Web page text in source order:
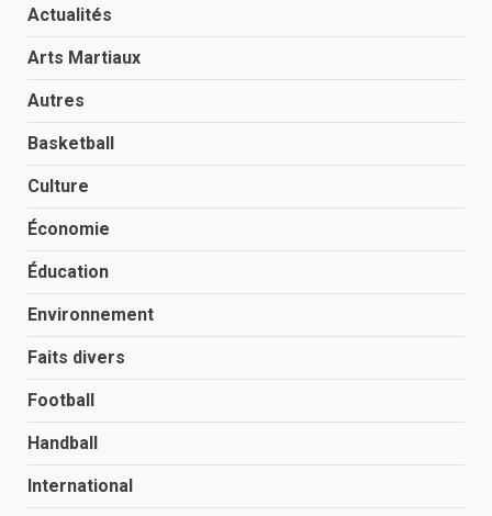
Actualités
Arts Martiaux
Autres
Basketball
Culture
Économie
Éducation
Environnement
Faits divers
Football
Handball
International